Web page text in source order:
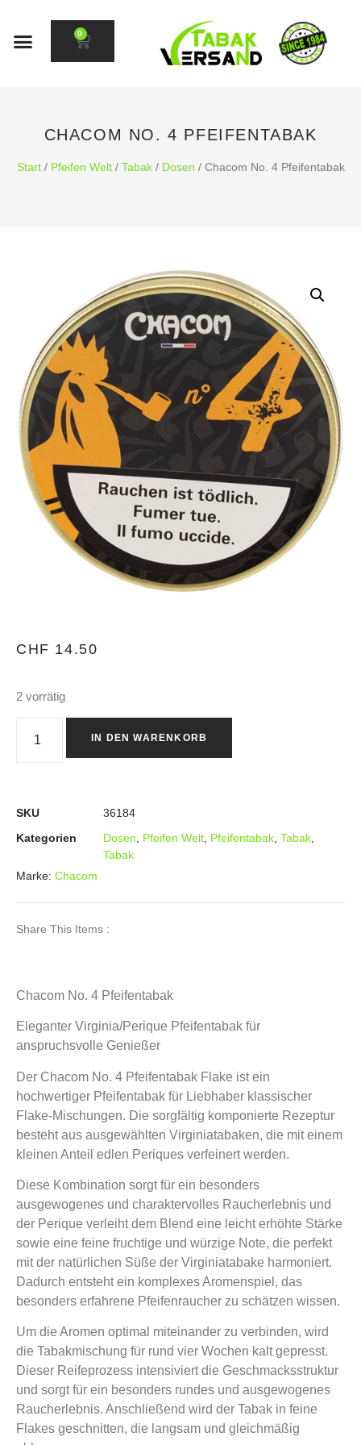
0
CHACOM NO. 4 PFEIFENTABAK
Start/ Pfeifen Welt/ Tabak/ Dosen / Chacom No. 4 Pfeifentabak
CHF 14.50
2 vorrätig
IN DEN WARENKORB
SKU
36184
Kategorien
Dosen Pfeifen Welt Pfeifentabak Tabak
Tabak
Marke: Chacom
Share This Items :
Chacom No. 4 Pfeifentabak
Eleganter Virginia/Perique Pfeifentabak für
anspruchsvolle Genießer
Der Chacom No. 4 Pfeifentabak Flake ist ein
hochwertiger Pfeifentabak für Liebhaber klassischer
Flake-Mischungen. Die sorgfältig komponierte Rezeptur
besteht aus ausgewählten Virginiatabaken, die mit einem
kleinen Anteil edlen Periques verfeinert werden.
Diese Kombination sorgt für ein besonders
ausgewogenes und charaktervolles Raucherlebnis und
der Perique verleiht dem Blend eine leicht erhöhte Stärke
sowie eine feine fruchtige und würzige Note, die perfekt
mit der natürlichen Süße der Virginiatabake harmoniert.
Dadurch entsteht ein komplexes Aromenspiel, das
besonders erfahrene Pfeifenraucher zu schätzen wissen.
Um die Aromen optimal miteinander zu verbinden, wird
die Tabakmischung für rund vier Wochen kalt gepresst.
Dieser Reifeprozess intensiviert die Geschmacksstruktur
und sorgt für ein besonders rundes und ausgewogenes
Raucherlebnis. Anschließend wird der Tabak in feine
Flakes geschnitten, die langsam und gleichmäßig